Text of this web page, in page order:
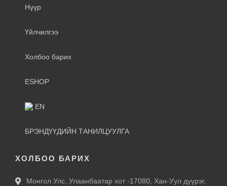
Нүүр
Үйлчилгээ
Холбоо барих
ESHOP
EN
БРЭНДҮҮДИЙН ТАНИЛЦУУЛГА
ХОЛБОО БАРИХ
Монгол Улс, Улаанбаатар хот -17080, Хан-Уул дүүрэг,